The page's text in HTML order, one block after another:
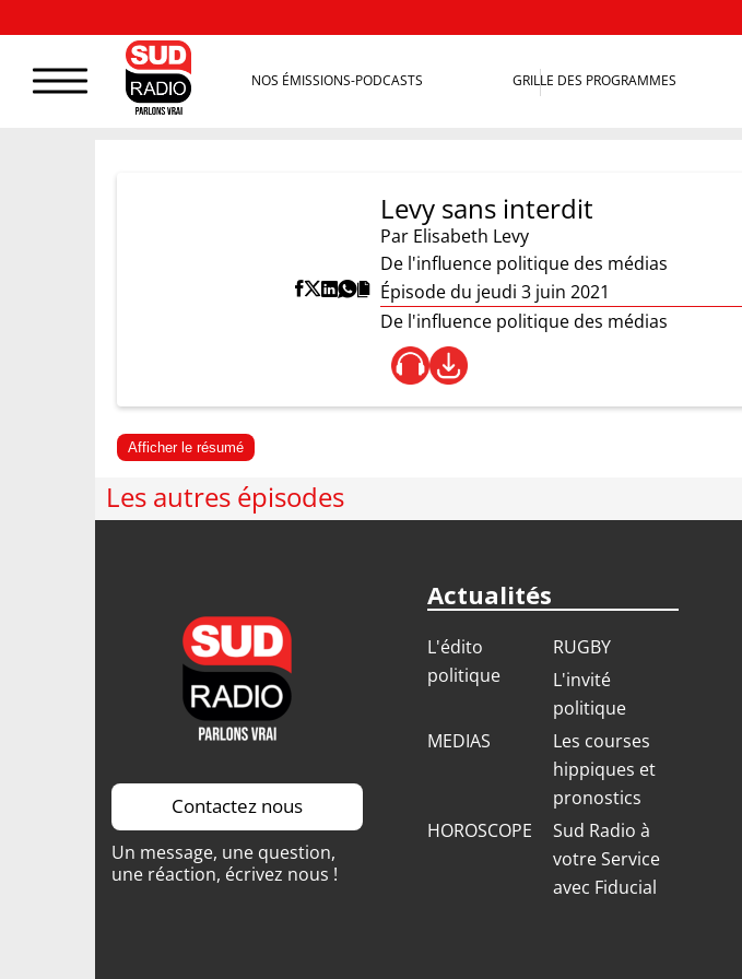
NOS ÉMISSIONS-PODCASTS GRILLE DES PROGRAMMES
Levy sans interdit
Par Elisabeth Levy
De l'influence politique des médias
Épisode du jeudi 3 juin 2021
De l'influence politique des médias
Afficher le résumé
Les autres épisodes
Contactez nous
Un message, une question,
une réaction, écrivez nous !
Actualités
L'édito
politique
RUGBY
L'invité
politique
MEDIAS
Les courses
hippiques et
pronostics
HOROSCOPE
Sud Radio à
votre Service
avec Fiducial